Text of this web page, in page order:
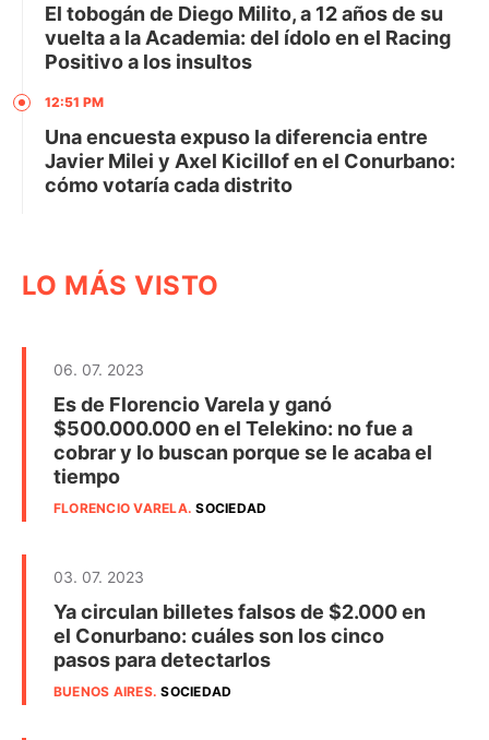
El tobogán de Diego Milito, a 12 años de su
vuelta a la Academia: del ídolo en el Racing
Positivo a los insultos
12:51 PM
Una encuesta expuso la diferencia entre
Javier Milei y Axel Kicillof en el Conurbano:
cómo votaría cada distrito
LO MÁS VISTO
06. 07. 2023
Es de Florencio Varela y ganó
$500.000.000 en el Telekino: no fue a
cobrar y lo buscan porque se le acaba el
tiempo
FLORENCIO VARELA.SOCIEDAD
03. 07. 2023
Ya circulan billetes falsos de $2.000 en
el Conurbano: cuáles son los cinco
pasos para detectarlos
BUENOS AIRES.SOCIEDAD